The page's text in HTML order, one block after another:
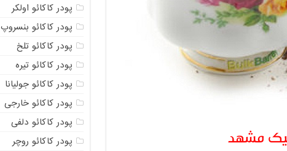
مشهد
پودر کاکائو اولکر
پودر کاکائو بنسروپ
پودر کاکائو تلخ
پودر کاکائو تیره
پودر کاکائو جولیانا
پودر کاکائو خارجی
پودر کاکائو دلفی
پودر کاکائو روچر